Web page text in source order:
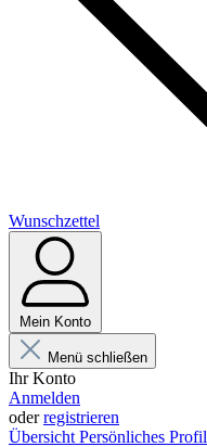
Wunschzettel
Mein Konto
Menü schließen
Ihr Konto
Anmelden
oderregistrieren
Übersicht Persönliches Profil